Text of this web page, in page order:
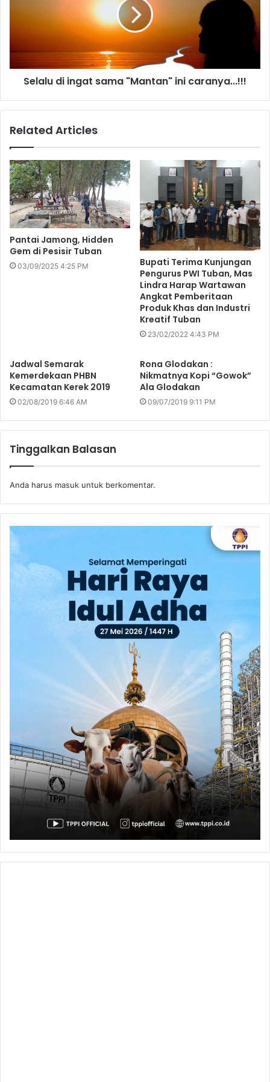
Selalu di ingat sama "Mantan" ini caranya...!!!
Related Articles
Pantai Jamong, Hidden
Gem di Pesisir Tuban
03/09/2025 4:25 PM
Bupati Terima Kunjungan
Pengurus PWI Tuban, Mas
Lindra Harap Wartawan
Angkat Pemberitaan
Produk Khas dan Industri
Kreatif Tuban
23/02/2022 4:43 PM
Jadwal Semarak
Kemerdekaan PHBN
Kecamatan Kerek 2019
02/08/2019 6:46 AM
Rona Glodakan :
Nikmatnya Kopi “Gowok”
Ala Glodakan
09/07/2019 9:11 PM
Tinggalkan Balasan
Anda harus masuk untuk berkomentar.